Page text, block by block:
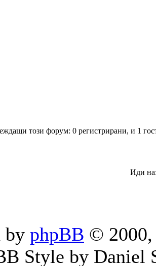
този форум: 0 регистрирани, и 1
Иди
by phpBB © 2000,
Style by Daniel